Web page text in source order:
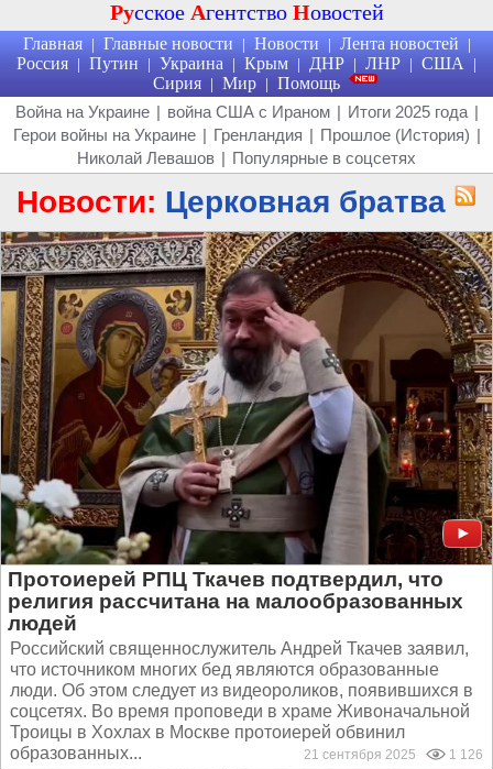
Русское Агентство Новостей
Главная | Главные новости | Новости | Лента новостей |
Россия | Путин | Украина | Крым | ДНР | ЛНР | США |
Сирия | Мир | Помощь
Война на Украине | война США с Ираном | Итоги 2025 года |
Герои войны на Украине | Гренландия | Прошлое (История) |
Николай Левашов | Популярные в соцсетях
Новости: Церковная братва
Протоиерей РПЦ Ткачев подтвердил, что
религия рассчитана на малообразованных
людей
Российский священнослужитель Андрей Ткачев заявил,
что источником многих бед являются образованные
люди. Об этом следует из видеороликов, появившихся в
соцсетях. Во время проповеди в храме Живоначальной
Троицы в Хохлах в Москве протоиерей обвинил
образованных...
21 сентября 2025 1 126